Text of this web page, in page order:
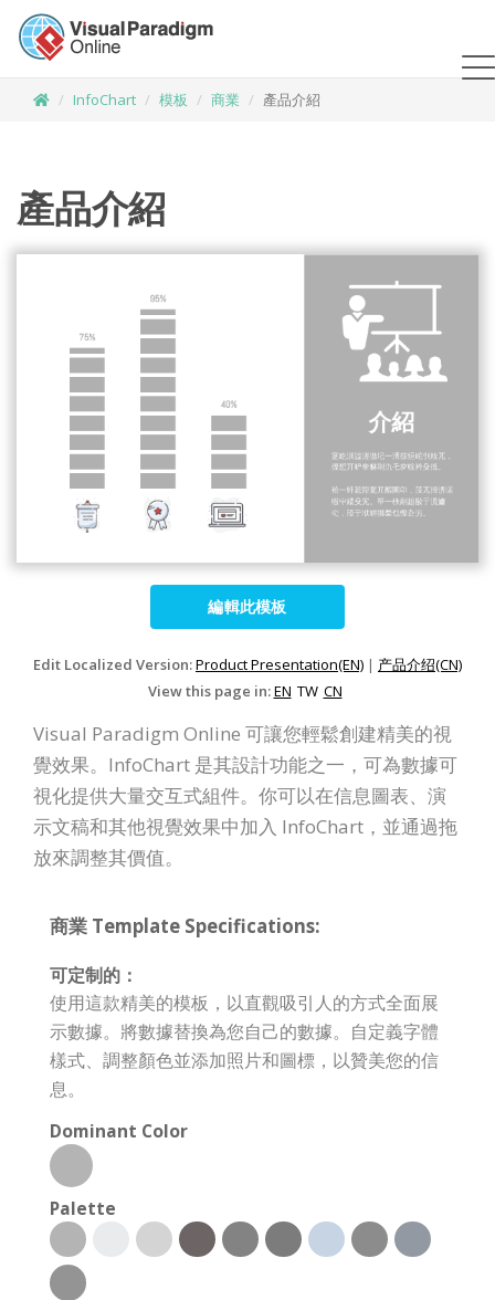
InfoChart 模板 商業 產品介紹
產品介紹
編輯此模板
Edit Localized Version:Product Presentation(EN) | 产品介绍(CN)
View this page in:EN TW CN
Visual Paradigm Online 可讓您輕鬆創建精美的視
覺效果。InfoChart 是其設計功能之一，可為數據可
視化提供大量交互式組件。你可以在信息圖表、演
示文稿和其他視覺效果中加入 InfoChart，並通過拖
放來調整其價值。
商業 Template Specifications:
可定制的：
使用這款精美的模板，以直觀吸引人的方式全面展
示數據。將數據替換為您自己的數據。自定義字體
樣式、調整顏色並添加照片和圖標，以贊美您的信
息。
Dominant Color
Palette